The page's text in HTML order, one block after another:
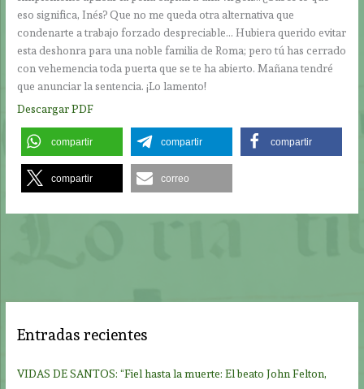
eso significa, Inés? Que no me queda otra alternativa que
condenarte a trabajo forzado despreciable… Hubiera querido evitar
esta deshonra para una noble familia de Roma; pero tú has cerrado
con vehemencia toda puerta que se te ha abierto. Mañana tendré
que anunciar la sentencia. ¡Lo lamento!
Descargar PDF
compartir compartir compartir
compartir correo
Entradas recientes
VIDAS DE SANTOS: “Fiel hasta la muerte: El beato John Felton,